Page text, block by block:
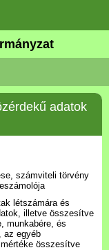
adatok
számviteli törvény
létszámára és
illetve összesítve
munkabére, és
az egyéb
összesítve